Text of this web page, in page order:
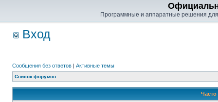
Программные и аппаратные решения
Вход
Сообщения без ответов | Активные темы
Список форумов